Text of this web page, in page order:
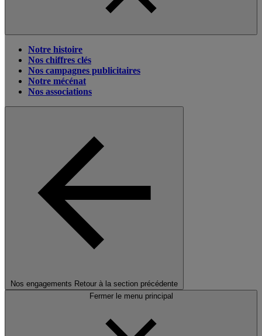
Notre histoire
Nos chiffres clés
Nos campagnes publicitaires
Notre mécénat
Nos associations
Nos engagements Retour à la section précédente
Fermer le menu principal